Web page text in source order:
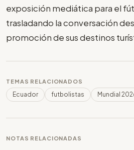
exposición mediática para el
trasladando la conversación
promoción de sus destinos
TEMAS RELACIONADOS
Ecuador futbolistas Mundial
NOTAS RELACIONADAS